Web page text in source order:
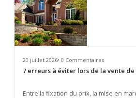
20 juillet 2026• 0 Commentaires
7 erreurs à éviter lors de la vente
​Entre la fixation du prix, la mise en